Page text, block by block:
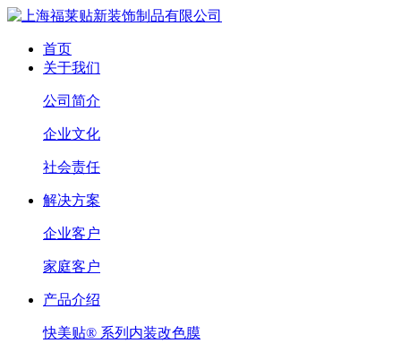
首页
关于我们
公司简介
企业文化
社会责任
解决方案
企业客户
家庭客户
产品介绍
快美贴® 系列内装改色膜